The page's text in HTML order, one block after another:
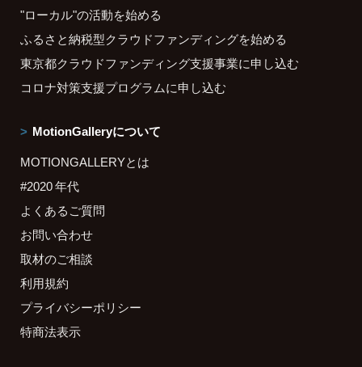
"ローカル"の活動を始める
ふるさと納税型クラウドファンディングを始める
東京都クラウドファンディング支援事業に申し込む
コロナ対策支援プログラムに申し込む
MotionGalleryについて
MOTIONGALLERYとは
#2020 年代
よくあるご質問
お問い合わせ
取材のご相談
利用規約
プライバシーポリシー
特商法表示